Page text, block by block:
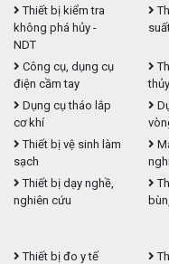
Thiết bị kiểm tra
không phá hủy -
NDT
Công cụ, dụng cụ
điện cầm tay
Dụng cụ tháo lắp
cơ khí
Thiết bị vệ sinh làm
sạch
Thiết bị dạy nghề,
nghiên cứu
Thiết bị đo y tế